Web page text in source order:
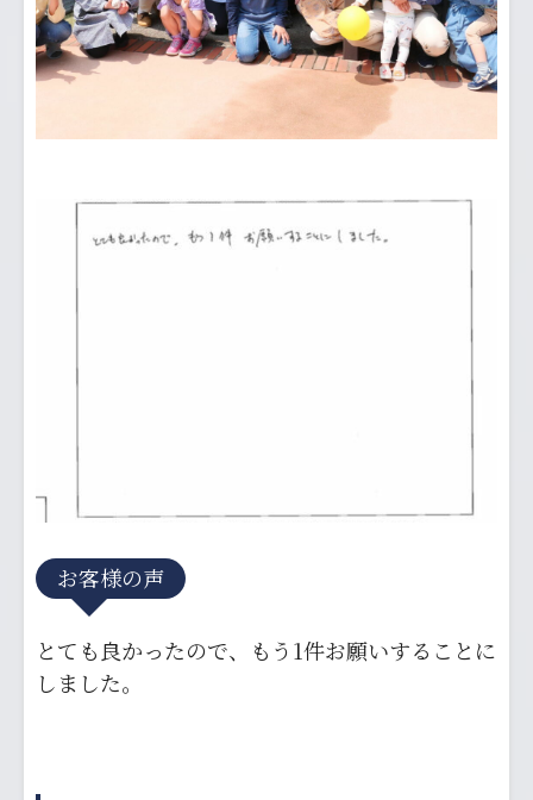
お客様の声
とても良かったので、もう1件お願いすることに
しました。